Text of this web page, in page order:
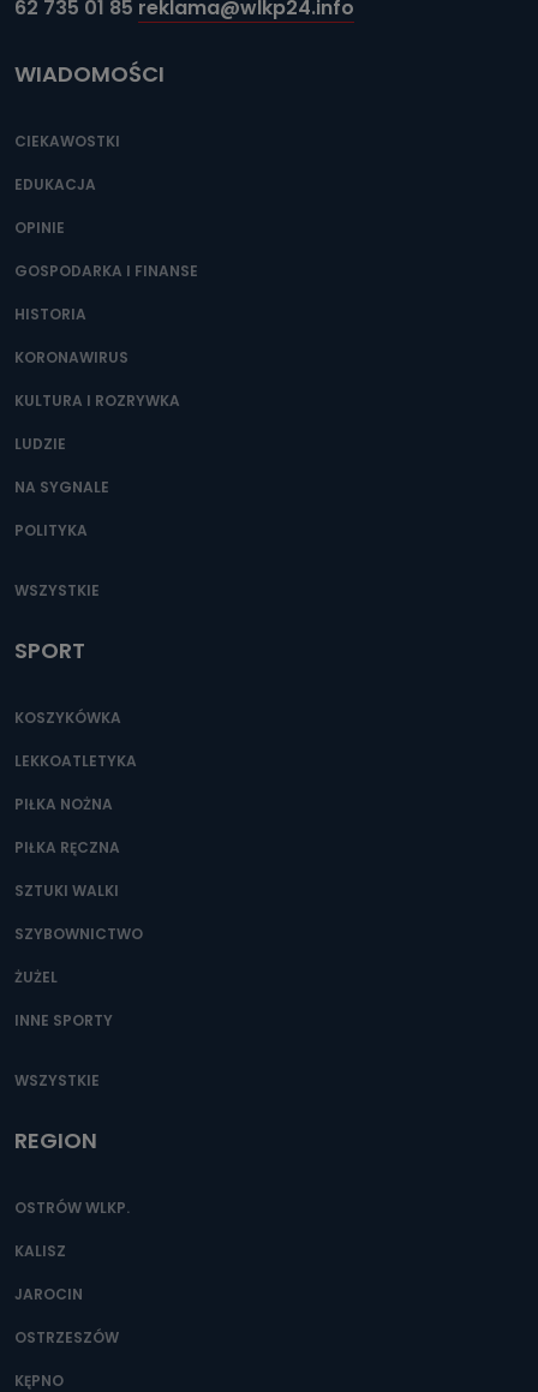
danych osobowych?
62 735 01 85 reklama@wlkp24.info
WIADOMOŚCI
CIEKAWOSTKI
EDUKACJA
OPINIE
GOSPODARKA I FINANSE
HISTORIA
KORONAWIRUS
KULTURA I ROZRYWKA
LUDZIE
NA SYGNALE
POLITYKA
WSZYSTKIE
SPORT
KOSZYKÓWKA
LEKKOATLETYKA
PIŁKA NOŻNA
PIŁKA RĘCZNA
SZTUKI WALKI
SZYBOWNICTWO
ŻUŻEL
INNE SPORTY
WSZYSTKIE
REGION
OSTRÓW WLKP.
KALISZ
JAROCIN
OSTRZESZÓW
KĘPNO